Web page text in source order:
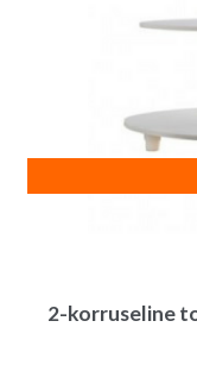
2-korruseline